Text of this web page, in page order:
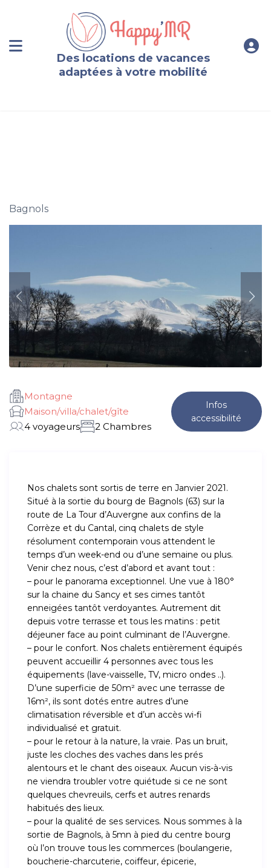
Des locations de vacances
adaptées à votre mobilité
Bagnols
Montagne
Maison/villa/chalet/gîte
4 voyageurs
2 Chambres
Infos
accessibilité
Nos chalets sont sortis de terre en Janvier 2021.
Situé à la sortie du bourg de Bagnols (63) sur la
route de La Tour d’Auvergne aux confins de la
Corrèze et du Cantal, cinq chalets de style
résolument contemporain vous attendent le
temps d’un week-end ou d’une semaine ou plus.
Venir chez nous, c’est d’abord et avant tout :
– pour le panorama exceptionnel. Une vue à 180°
sur la chaine du Sancy et ses cimes tantôt
enneigées tantôt verdoyantes. Autrement dit
depuis votre terrasse et tous les matins : petit
déjeuner face au point culminant de l’Auvergne.
– pour le confort. Nos chalets entièrement équipés
peuvent accueillir 4 personnes avec tous les
équipements (lave-vaisselle, TV, micro ondes ..).
D’une superficie de 50m² avec une terrasse de
16m², ils sont dotés entre autres d’une
climatisation réversible et d’un accès wi-fi
individualisé et gratuit.
– pour le retour à la nature, la vraie. Pas un bruit,
juste les cloches des vaches dans les prés
alentours et le chant des oiseaux. Aucun vis-à-vis
ne viendra troubler votre quiétude si ce ne sont
quelques chevreuils, cerfs et autres renards
habitués des lieux.
– pour la qualité de ses services. Nous sommes à la
sortie de Bagnols, à 5mn à pied du centre bourg
où l’on trouve tous les commerces (boulangerie,
boucherie-charcuterie, coiffeur, épicerie,